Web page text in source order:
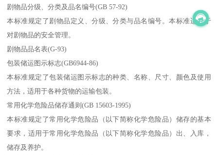
剧物品分级、分类及品名编号(GB 57-92)
本标准规定了剧物品定义、分级、分类与品名编号。本标准适用于
对剧物品的安全管理。
剧物品品名表(G-93)
包装储运图示标志(GB6944-86)
本标准规定了包装储运图示标志的种类、名称、尺寸、颜色及使用
方法，适用于各种货物的运输包装。
常用化学危险品储存通则(GB 15603-1995)
本标准规定了常用化学危险品（以下简称化学危险品）储存的基本
要求，适用于常用化学危险品（以下简称化学危险品）出、入库，
储存及养护。